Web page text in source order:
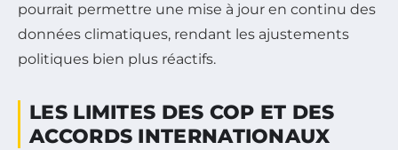
pourrait permettre une mise à jour en continu des
données climatiques, rendant les ajustements
politiques bien plus réactifs.
LES LIMITES DES COP ET DES
ACCORDS INTERNATIONAUX